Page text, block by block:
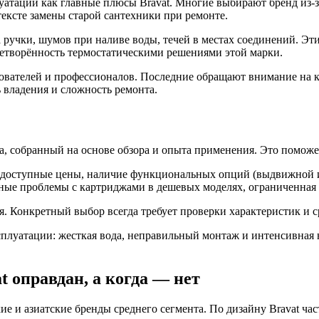
как главные плюсы Bravat. Многие выбирают бренд
замены старой сантехники при ремонте.
шумов при наливе воды, течей в местах соединений.
термостатическими решениями этой марки.
и профессионалов. Последние обращают внимание на
и сложность ремонта.
на основе обзора и опыта применения. Это
цены, наличие функциональных опций (выдвижной
проблемы с картриджами в дешевых моделях, ограниченная
выбор всегда требует проверки характеристик и
жесткая вода, неправильный монтаж и интенсивная
оправдан, а когда — нет
и азиатские бренды среднего сегмента. По дизайну Bravat